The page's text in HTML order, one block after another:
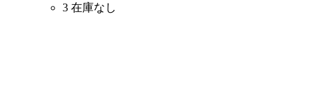
3 在庫なし